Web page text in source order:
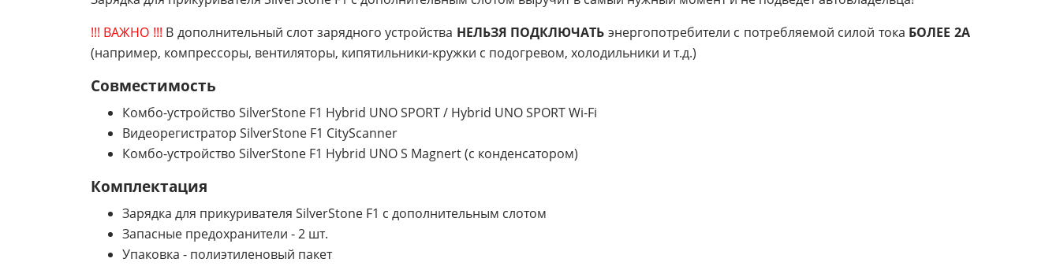
!!! ВАЖНО !!! В дополнительный слот зарядного устройства НЕЛЬЗЯ ПОДКЛЮЧАТЬ энергопотребители с потребляемой силой тока БОЛЕЕ 2А
(например, компрессоры, вентиляторы, кипятильники-кружки с подогревом, холодильники и т.д.)
Совместимость
Комбо-устройство SilverStone F1 Hybrid UNO SPORT / Hybrid UNO SPORT Wi-Fi
Видеорегистратор SilverStone F1 CityScanner
Комбо-устройство SilverStone F1 Hybrid UNO S Magnert (с конденсатором)
Комплектация
Зарядка для прикуривателя SilverStone F1 с дополнительным слотом
Запасные предохранители - 2 шт.
Упаковка - полиэтиленовый пакет